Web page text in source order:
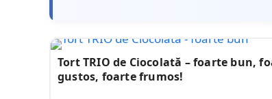
Tort TRIO de Ciocolată – foarte bun,
gustos, foarte frumos!